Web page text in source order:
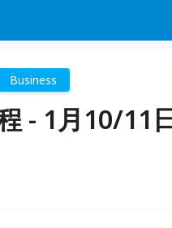
Business
- 1月10/11